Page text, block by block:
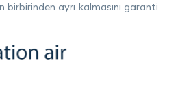
ayrı kalmasını garanti